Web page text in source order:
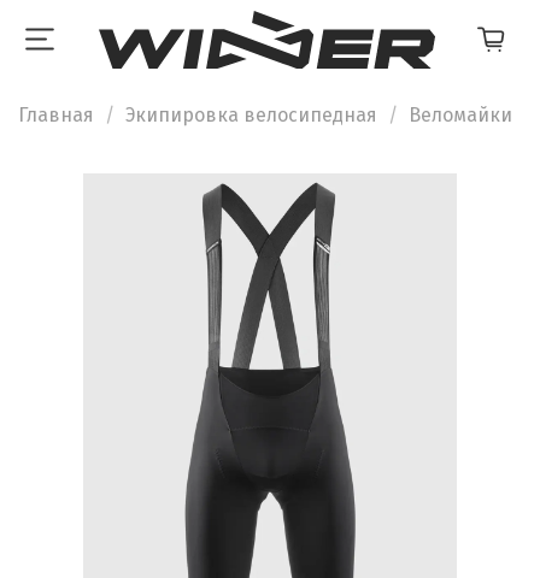
Главная Экипировка велосипедная Веломайки